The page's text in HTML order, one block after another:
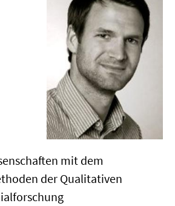
mit dem
der Qualitativen